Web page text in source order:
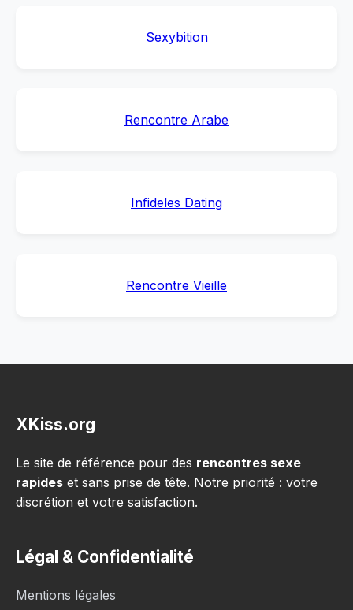
Sexybition
Rencontre Arabe
Infideles Dating
Rencontre Vieille
XKiss.org
Le site de référence pour des rencontres sexe
rapides et sans prise de tête. Notre priorité : votre
discrétion et votre satisfaction.
Légal & Confidentialité
Mentions légales